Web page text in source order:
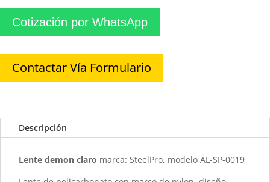
Cotización por WhatsApp
Contactar Vía Formulario
Descripción
Lente demon claro marca: SteelPro, modelo AL-SP-0019